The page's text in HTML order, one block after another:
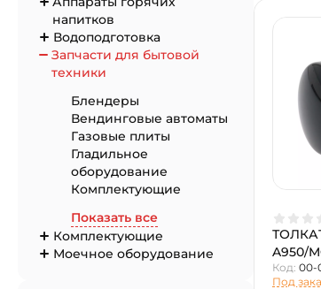
напитков
Водоподготовка
Запчасти для бытовой
техники
Блендеры
Вендинговые автоматы
Газовые плиты
Гладильное
оборудование
Комплектующие
Показать все
Комплектующие
Моечное оборудование
A950/
Код: 00-
Под